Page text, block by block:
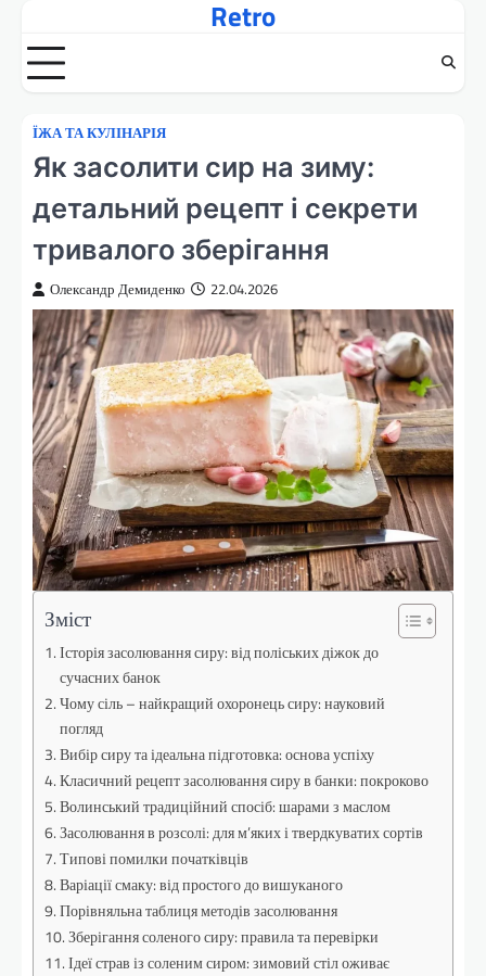
вмісту
Retro
ЇЖА ТА КУЛІНАРІЯ
Як засолити сир на зиму:
детальний рецепт і секрети
тривалого зберігання
Олександр Демиденко 22.04.2026
Зміст
Історія засолювання сиру: від поліських діжок до
сучасних банок
Чому сіль – найкращий охоронець сиру: науковий
погляд
Вибір сиру та ідеальна підготовка: основа успіху
Класичний рецепт засолювання сиру в банки: покроково
Волинський традиційний спосіб: шарами з маслом
Засолювання в розсолі: для м’яких і твердкуватих сортів
Типові помилки початківців
Варіації смаку: від простого до вишуканого
Порівняльна таблиця методів засолювання
Зберігання соленого сиру: правила та перевірки
Ідеї страв із соленим сиром: зимовий стіл оживає